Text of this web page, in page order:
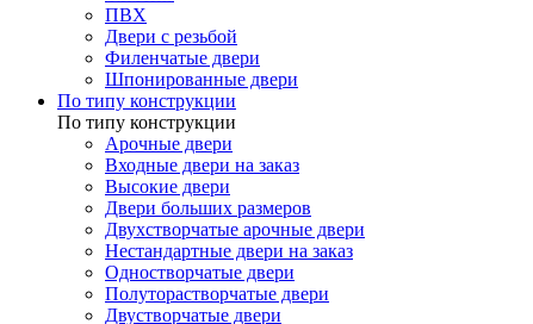
ПВХ
Двери с резьбой
Филенчатые двери
Шпонированные двери
По типу конструкции
По типу конструкции
Арочные двери
Входные двери на заказ
Высокие двери
Двери больших размеров
Двухстворчатые арочные двери
Нестандартные двери на заказ
Одностворчатые двери
Полуторастворчатые двери
Двустворчатые двери